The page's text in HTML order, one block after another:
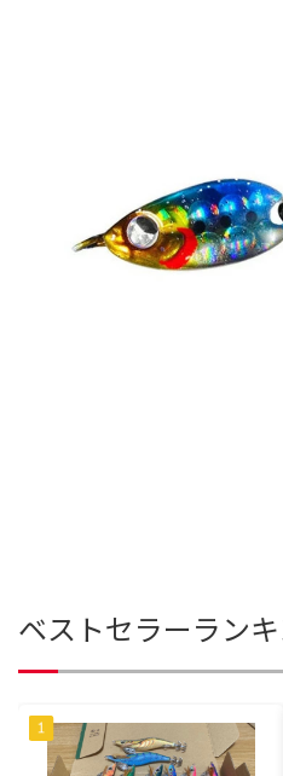
ベストセラーラン